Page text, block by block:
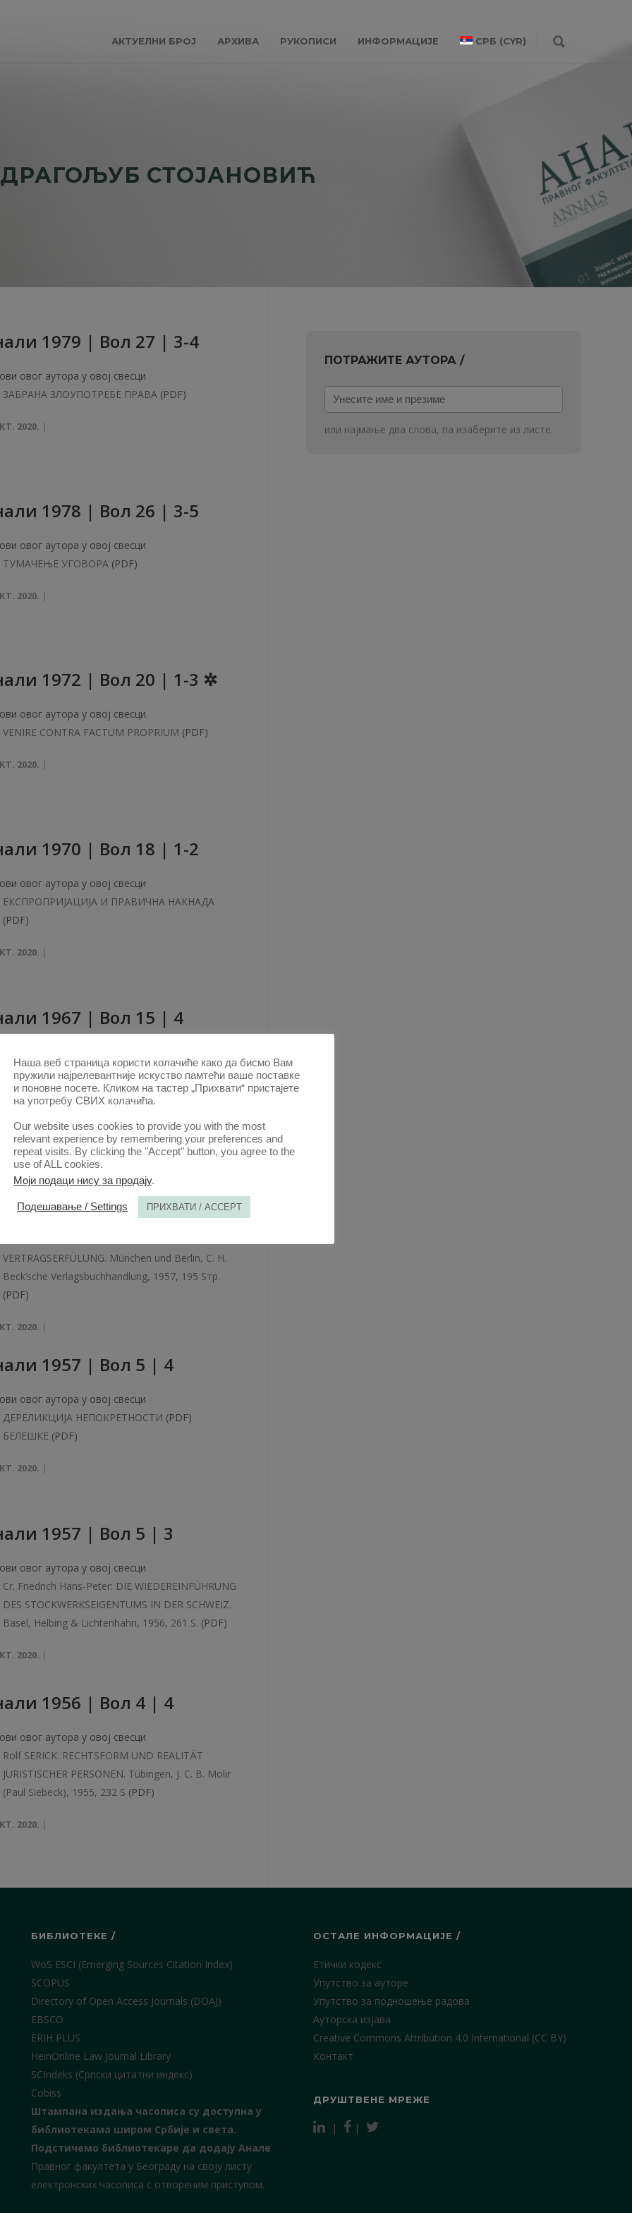
АКТУЕЛНИ БРОЈ АРХИВА РУКОПИСИ ИНФОРМАЦИЈЕ СРБ (CYR)
ДРАГОЉУБ СТОЈАНОВИЋ
1979 | Вол 27 | 3-4
овог аутора у овој свесци
ЗАБРАНА ЗЛОУПОТРЕБЕ ПРАВА (PDF)
2020.
1978 | Вол 26 | 3-5
овог аутора у овој свесци
ТУМАЧЕЊЕ УГОВОРА (PDF)
2020.
1972 | Вол 20 | 1-3 ✲
овог аутора у овој свесци
VENIRE CONTRA FACTUM PROPRIUM (PDF)
2020.
1970 | Вол 18 | 1-2
овог аутора у овој свесци
ЕКСПРОПРИЈАЦИЈА И ПРАВИЧНА НАКНАДА
(PDF)
2020.
1967 | Вол 15 | 4
СХВАТАЊЕ О СВОЈИНИ И ОКТОБАРСКА
РЕВОЛУЦИЈА (PDF)
2020.
1958 | Вол 6 | 2
овог аутора у овој свесци
VERTRAGSERFÜLUNG. München und Berlin, С. H.
Beck’sche Verlagsbuchhandlung, 1957, 195 Sтр.
(PDF)
2020.
1957 | Вол 5 | 4
овог аутора у овој свесци
ДЕРЕЛИКЦИJА НЕПОКРЕТНОСТИ (PDF)
БЕЛЕШКЕ (PDF)
2020.
1957 | Вол 5 | 3
овог аутора у овој свесци
Cr. Friedrich Hans-Peter: DIE WIEDEREINFÜHRUNG
DES STOCKWERKSEIGENTUMS IN DER SCHWEIZ.
Basel, Helbing & Lichtenhahn, 1956, 261 S. (PDF)
2020.
1956 | Вол 4 | 4
овог аутора у овој свесци
Rolf SERICK: RECHTSFORM UND REALITÄT
JURISTISCHER PERSONEN. Tübingen, J. C. B. Molir
(Paul Siebeck), 1955, 232 S (PDF)
2020.
ПОТРАЖИТЕ АУТОРА /
Унесите
име
и
или најмање два слова, па изаберите из листе.
БИБЛИОТЕКЕ /
WoS ESCI (Emerging Sources Citation Index)
SCOPUS
Directory of Open Access Journals (DOAJ)
EBSCO
ERIH PLUS
HeinOnline Law Journal Library
SCIndeks (Српски цитатни индекс)
Cobiss
Штампана издања часописа су доступна у
библиотекама широм Србије и света.
Подстичемо библиотекаре да додају Анале
Правног факултета у Београду на своју листу
електронских часописа с отвореним приступом.
ОСТАЛЕ ИНФОРМАЦИЈЕ /
Етички кодекс
Упутство за ауторе
Упутство за подношење радова
Ауторска изјава
Creative Commons Attribution 4.0 International (CC BY)
Контакт
ДРУШТВЕНЕ МРЕЖЕ
| |
Наша веб страница користи колачиће како да бисмо Вам
пружили најрелевантније искуство памтећи ваше поставке
и поновне посете. Кликом на тастер „Прихвати“ пристајете
на употребу СВИХ колачића.
Our website uses cookies to provide you with the most
relevant experience by remembering your preferences and
repeat visits. By clicking the "Accept" button, you agree to the
use of ALL cookies.
Моји подаци нису за продају.
Подешавање / Settings ПРИХВАТИ / ACCEPT